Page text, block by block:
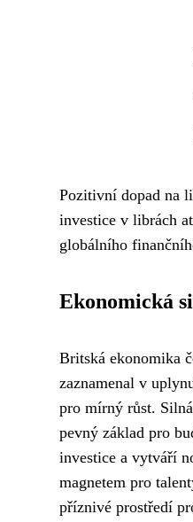
Pozitivní dopad na
investice v librách
globálního
Ekonomická
Britská ekonomika
zaznamenal v
pro mírný růst.
pevný základ pro
investice a vytváří
magnetem pro
příznivé prostředí